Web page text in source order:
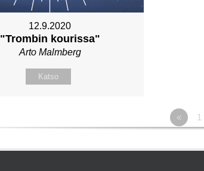
12.9.2020
"Trombin kourissa"
Arto Malmberg
Katso
« 1